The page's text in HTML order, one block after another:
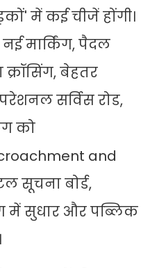
में कई चीजें होंगी।
मार्किंग, पैदल
क्रॉसिंग, बेहतर
सर्विस रोड,
को
and
सूचना बोर्ड,
में सुधार और पब्लिक